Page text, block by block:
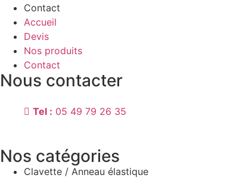
Contact
Accueil
Devis
Nos produits
Contact
Nous contacter
Tel : 05 49 79 26 35
Nos catégories
Clavette / Anneau élastique